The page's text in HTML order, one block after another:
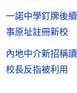
一諾中學釘牌後
事原址註冊新校
內地中介新招稱
校長反指被利用